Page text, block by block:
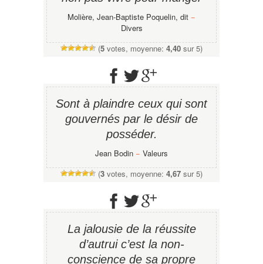
Molière, Jean-Baptiste Poquelin, dit −
Divers
(5 votes, moyenne: 4,40 sur 5)
Sont à plaindre ceux qui sont
gouvernés par le désir de
posséder.
Jean Bodin − Valeurs
(3 votes, moyenne: 4,67 sur 5)
La jalousie de la réussite
d’autrui c’est la non-
conscience de sa propre